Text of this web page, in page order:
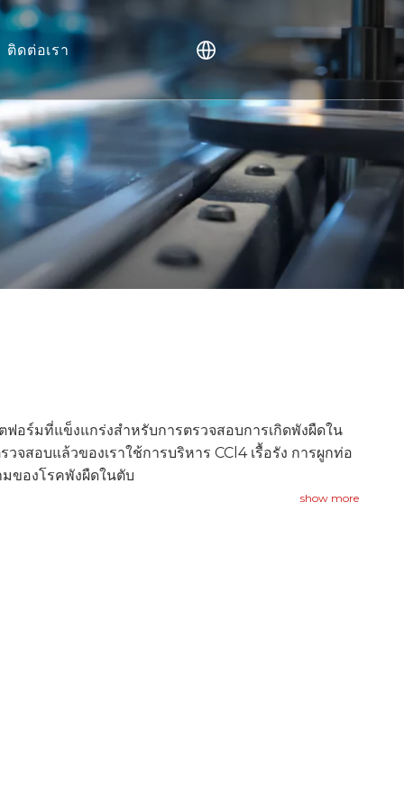
ย์ (NHP)
รณาการ
ร์คเกอร์
ติดต่อเรา
อร์มที่แข็งแกร่งสำหรับการตรวจสอบการเกิดพังผืดใน
สอบแล้วของเราใช้การบริหาร CCl4 เรื้อรัง การผูกท่อ
ของโรคพังผืดในตับ
show more